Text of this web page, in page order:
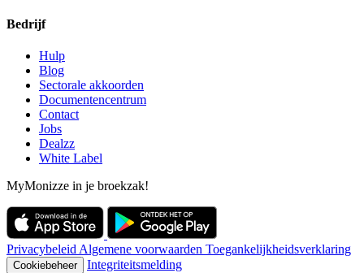
Bedrijf
Hulp
Blog
Sectorale akkoorden
Documentencentrum
Contact
Jobs
Dealzz
White Label
MyMonizze in je broekzak!
PrivacybeleidAlgemene voorwaarden Toegankelijkheidsverklaring
Cookiebeheer
Integriteitsmelding